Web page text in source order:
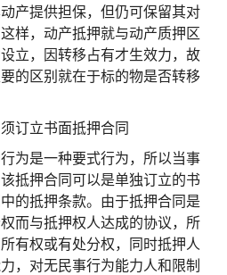
产提供担保，但仍可保留其对
样，动产抵押就与动产质押区
立，因转移占有才生效力，故
的区别就在于标的物是否转移
订立书面抵押合同
为是一种要式行为，所以当事
抵押合同可以是单独订立的书
的抵押条款。由于抵押合同是
而与抵押权人达成的协议，所
有权或有处分权，同时抵押人
，对无民事行为能力人和限制